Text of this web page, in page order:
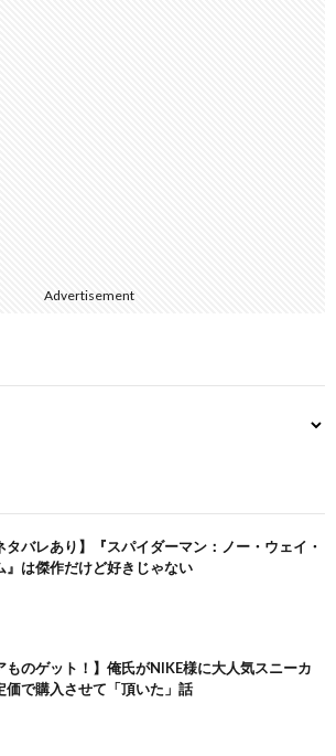
Advertisement
タバレあり】『スパイダーマン：ノー・ウェイ・
』は傑作だけど好きじゃない
ものゲット！】俺氏がNIKE様に大人気スニーカ
価で購入させて「頂いた」話